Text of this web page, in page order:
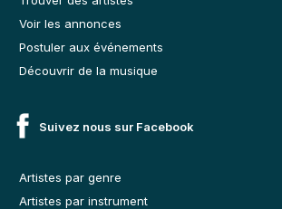
Voir les annonces
Postuler aux événements
Découvrir de la musique
Suivez nous sur Facebook
Artistes par genre
Artistes par instrument